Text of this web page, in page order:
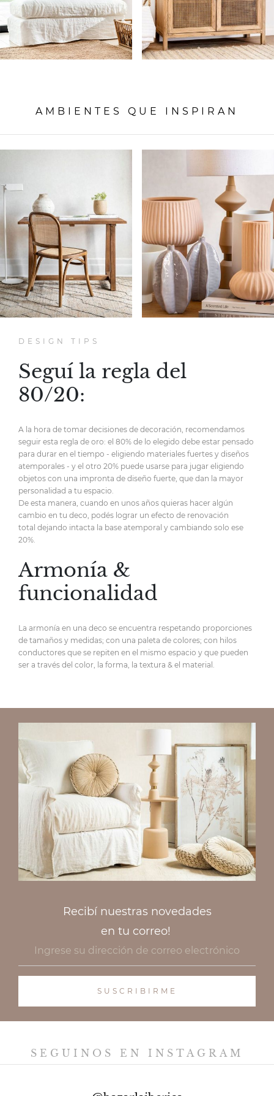
AMBIENTES QUE INSPIRAN
DESIGN TIPS
Seguí la regla del
80/20:
A la hora de tomar decisiones de decoración, recomendamos
seguir esta regla de oro: el 80% de lo elegido debe estar pensado
para durar en el tiempo - eligiendo materiales fuertes y diseños
atemporales - y el otro 20% puede usarse para jugar eligiendo
objetos con una impronta de diseño fuerte, que dan la mayor
personalidad a tu espacio.
De esta manera, cuando en unos años quieras hacer algún
cambio en tu deco, podés lograr un efecto de renovación
total dejando intacta la base atemporal y cambiando solo ese
20%.
Armonía &
funcionalidad
La armonía en una deco se encuentra respetando proporciones
de tamaños y medidas; con una paleta de colores; con hilos
conductores que se repiten en el mismo espacio y que pueden
ser a través del color, la forma, la textura & el material.
Recibí nuestras novedades
en tu correo!
SEGUINOS EN INSTAGRAM